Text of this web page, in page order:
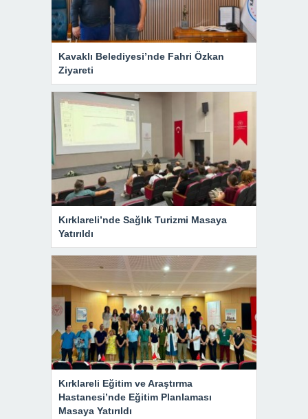
Kavaklı Belediyesi’nde Fahri Özkan
Ziyareti
Kırklareli’nde Sağlık Turizmi Masaya
Yatırıldı
Kırklareli Eğitim ve Araştırma
Hastanesi’nde Eğitim Planlaması
Masaya Yatırıldı